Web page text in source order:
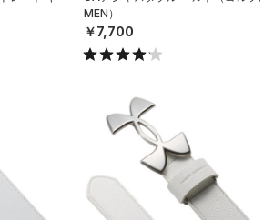
MEN）
￥7,700